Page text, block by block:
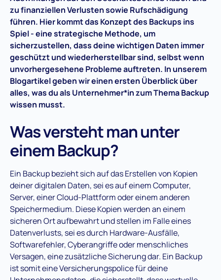
zu finanziellen Verlusten sowie Rufschädigung
führen. Hier kommt das Konzept des Backups ins
Spiel - eine strategische Methode, um
sicherzustellen, dass deine wichtigen Daten immer
geschützt und wiederherstellbar sind, selbst wenn
unvorhergesehene Probleme auftreten. In unserem
Blogartikel geben wir einen ersten Überblick über
alles, was du als Unternehmer*in zum Thema Backup
wissen musst.
Was versteht man unter
einem Backup?
Ein Backup bezieht sich auf das Erstellen von Kopien
deiner digitalen Daten, sei es auf einem Computer,
Server, einer Cloud-Plattform oder einem anderen
Speichermedium. Diese Kopien werden an einem
sicheren Ort aufbewahrt und stellen im Falle eines
Datenverlusts, sei es durch Hardware-Ausfälle,
Softwarefehler, Cyberangriffe oder menschliches
Versagen, eine zusätzliche Sicherung dar. Ein Backup
ist somit eine Versicherungspolice für deine